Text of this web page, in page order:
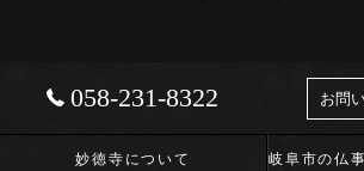
058-231-8322 お問
妙徳寺について